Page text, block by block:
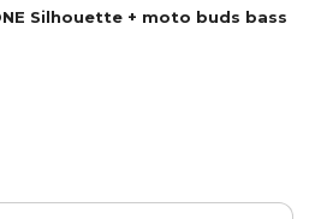
Silhouette + moto buds bass